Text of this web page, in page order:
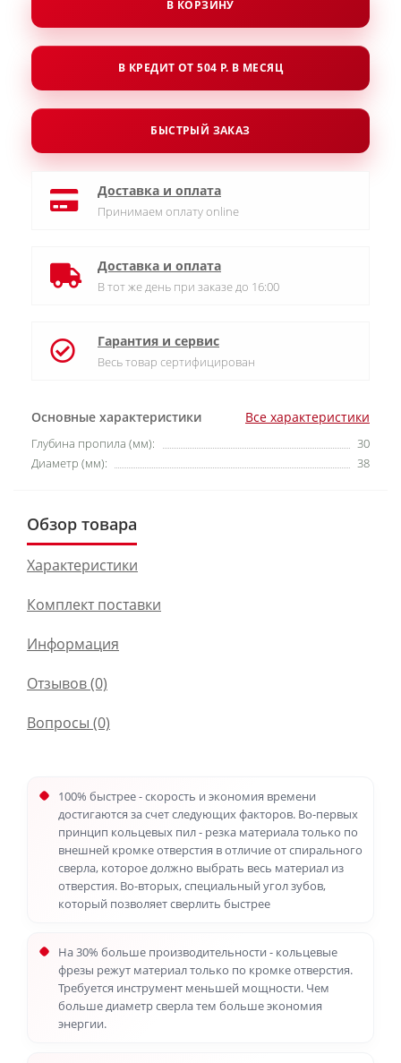
Основные характеристики Все характеристики
Глубина пропила (мм):
30
Диаметр (мм):
38
В КОРЗИНУ
В КРЕДИТ ОТ 504 Р. В МЕСЯЦ
БЫСТРЫЙ ЗАКАЗ
Доставка и оплата
Принимаем оплату online
Доставка и оплата
В тот же день при заказе до 16:00
Гарантия и сервис
Весь товар сертифицирован
Обзор товара
Характеристики
Комплект поставки
Информация
Отзывов (0)
Вопросы (0)
100% быстрее - скорость и экономия времени
достигаются за счет следующих факторов. Во-первых
принцип кольцевых пил - резка материала только по
внешней кромке отверстия в отличие от спирального
сверла, которое должно выбрать весь материал из
отверстия. Во-вторых, специальный угол зубов,
который позволяет сверлить быстрее
На 30% больше производительности - кольцевые
фрезы режут материал только по кромке отверстия.
Требуется инструмент меньшей мощности. Чем
больше диаметр сверла тем больше экономия
энергии.